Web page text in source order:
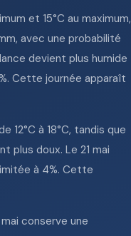
et 15°C au maximum,
avec une probabilité
devient plus humide
Cette journée apparaît
à 18°C, tandis que
plus doux. Le 21 mai
à 4%. Cette
conserve une